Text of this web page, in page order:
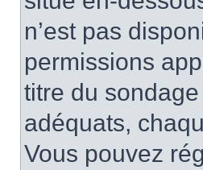
n’est pas
permissions
titre du
adéquats,
Vous pouvez